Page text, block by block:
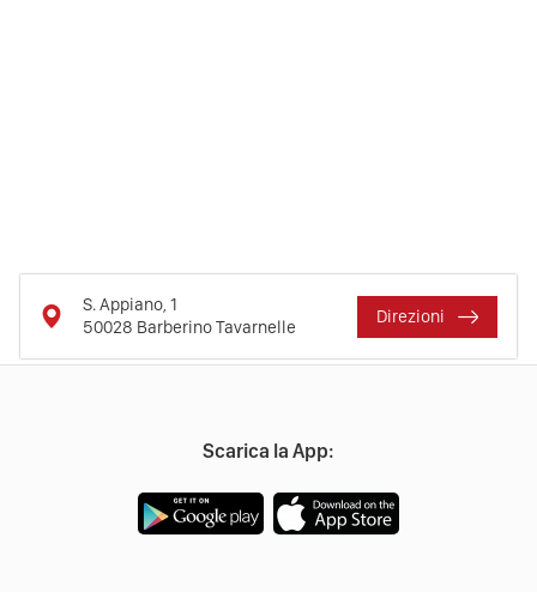
S. Appiano, 1
50028 Barberino Tavarnelle
Direzioni
Scarica la App: